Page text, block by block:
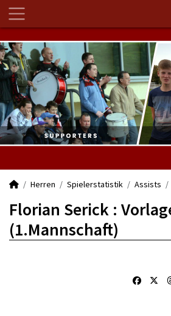
Herren Spielerstatistik Assists
Florian Serick :
(1.Mannschaft)